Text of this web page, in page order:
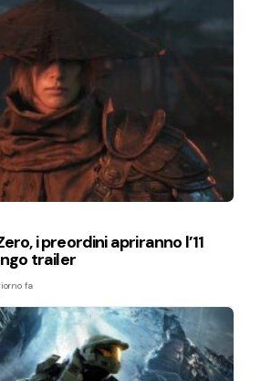
i preordini apriranno l’11
trailer
fa